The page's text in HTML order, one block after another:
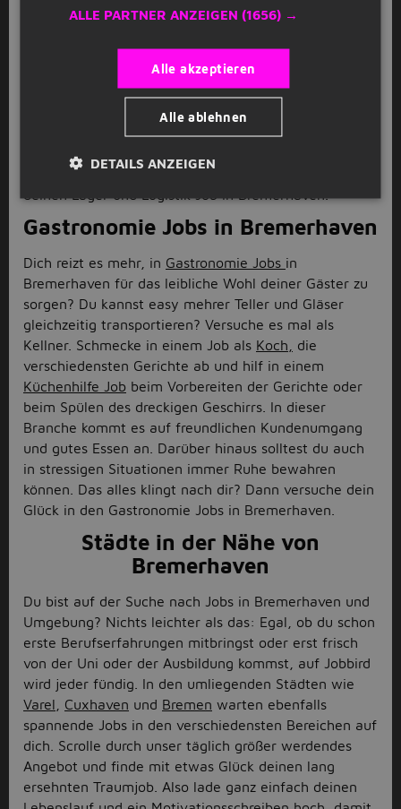
gern gesehen, um beim Verladen auf große
Führerschein werden oftFahrer Jobsoder Kurier Jobs
gesucht, denn in der Welt des Transport ist durch
Amazon und Co. einiges an Paketen und
Auslieferungen dazu gekommen. Aber auch in
anderen logistischen Jobs werden in ganz Bremen
Arbeitskräfte gesucht. Bewirb dich einfach auf ein
Stellenangebot, was dir zusagt und schon hast du
deinen Lager und Logistik Job in Bremerhaven.
Gastronomie Jobs in Bremerhaven
Dich reizt es mehr, in Gastronomie Jobs in
Bremerhaven für das leibliche Wohl deiner Gäster zu
sorgen? Du kannst easy mehrer Teller und Gläser
gleichzeitig transportieren? Versuche es mal als
Kellner. Schmecke in einem Job als Koch,
die
verschiedensten Gerichte ab und hilf in einem
Küchenhilfe Job beim Vorbereiten der Gerichte oder
beim Spülen des dreckigen Geschirrs. In dieser
Branche kommt es auf freundlichen Kundenumgang
und gutes Essen an. Darüber hinaus solltest du auch
in stressigen Situationen immer Ruhe bewahren
können. Das alles klingt nach dir? Dann versuche dein
Glück in den Gastronomie Jobs in Bremerhaven.
Städte in der Nähe von
Bremerhaven
Du bist auf der Suche nach Jobs in Bremerhaven und
Umgebung? Nichts leichter als das: Egal, ob du schon
erste Berufserfahrungen mitbringst oder erst frisch
von der Uni oder der Ausbildung kommst, auf Jobbird
wird jeder fündig. In den umliegenden Städten wie
Varel
Cuxhaven und Bremen warten ebenfalls
spannende Jobs in den verschiedensten Bereichen auf
dich. Scrolle durch unser täglich größer werdendes
Angebot und finde mit etwas Glück deinen lang
ersehnten Traumjob. Also lade ganz einfach deinen
ALLE PARTNER ANZEIGEN (1656) →
Alle akzeptieren
Alle ablehnen
DETAILS ANZEIGEN